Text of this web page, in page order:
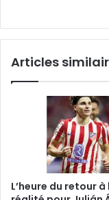
Articles
L’heure du retour à